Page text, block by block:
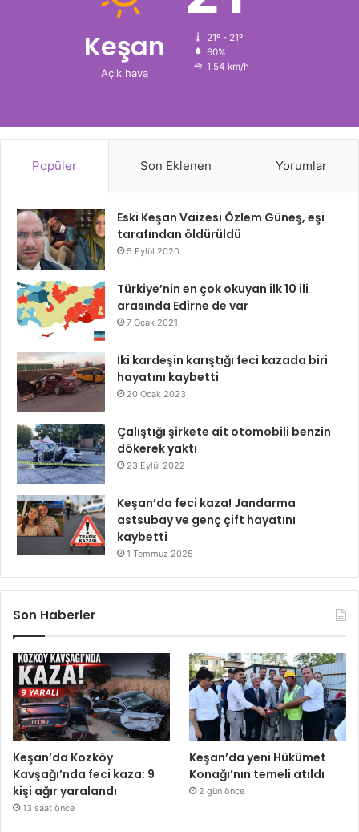
Keşan
Açık hava
21º - 21º
60%
1.54 km/h
Popüler Son Eklenen Yorumlar
Eski Keşan Vaizesi Özlem Güneş, eşi
tarafından öldürüldü
5 Eylül 2020
Türkiye’nin en çok okuyan ilk 10 ili
arasında Edirne de var
7 Ocak 2021
İki kardeşin karıştığı feci kazada biri
hayatını kaybetti
20 Ocak 2023
Çalıştığı şirkete ait otomobili benzin
dökerek yaktı
23 Eylül 2022
Keşan’da feci kaza! Jandarma
astsubay ve genç çift hayatını
kaybetti
1 Temmuz 2025
Son Haberler
Keşan’da Kozköy
Kavşağı’nda feci kaza: 9
kişi ağır yaralandı
13 saat önce
Keşan’da yeni Hükümet
Konağı’nın temeli atıldı
2 gün önce